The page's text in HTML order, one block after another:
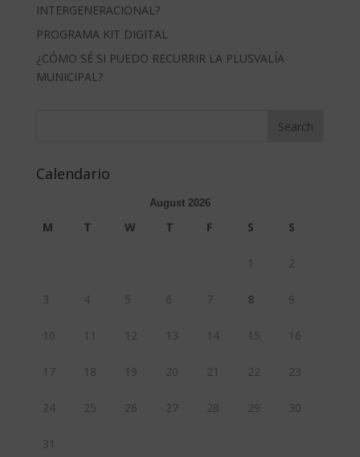
INTERGENERACIONAL?
PROGRAMA KIT DIGITAL
¿CÓMO SÉ SI PUEDO RECURRIR LA PLUSVALÍA
MUNICIPAL?
Calendario
August 2026
M T W T F S S
1 2
3 4 5 6 7 8 9
10 11 12 13 14 15 16
17 18 19 20 21 22 23
24 25 26 27 28 29 30
31